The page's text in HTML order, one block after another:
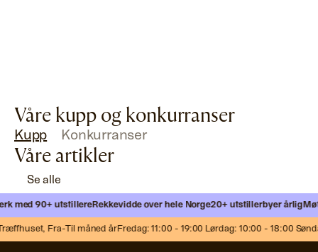
Våre kupp og konkurranser
Kupp Konkurranser
Våre artikler
Se alle
med 90+ utstillereRekkevidde over hele Norge20+ utstillerbyer årligMøt
Fra-Til måned årFredag: 11:00 - 19:00 Lørdag: 10:00 - 18:00